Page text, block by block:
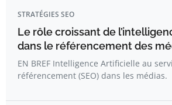
STRATÉGIES SEO
Le rôle croissant de
dans le référencement des
EN BREF Intelligence Artificielle au
référencement (SEO) dans les médias.